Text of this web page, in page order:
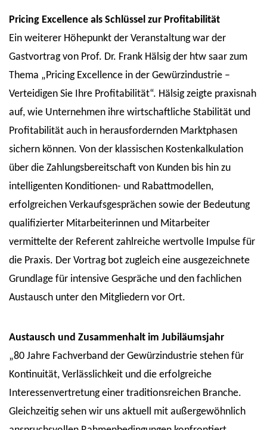
Pricing Excellence als Schlüssel zur Profitabilität
Ein weiterer Höhepunkt der Veranstaltung war der
Gastvortrag von Prof. Dr. Frank Hälsig der htw saar zum
Thema „Pricing Excellence in der Gewürzindustrie –
Verteidigen Sie Ihre Profitabilität“. Hälsig zeigte praxisnah
auf, wie Unternehmen ihre wirtschaftliche Stabilität und
Profitabilität auch in herausfordernden Marktphasen
sichern können. Von der klassischen Kostenkalkulation
über die Zahlungsbereitschaft von Kunden bis hin zu
intelligenten Konditionen- und Rabattmodellen,
erfolgreichen Verkaufsgesprächen sowie der Bedeutung
qualifizierter Mitarbeiterinnen und Mitarbeiter
vermittelte der Referent zahlreiche wertvolle Impulse für
die Praxis. Der Vortrag bot zugleich eine ausgezeichnete
Grundlage für intensive Gespräche und den fachlichen
Austausch unter den Mitgliedern vor Ort.
Austausch und Zusammenhalt im Jubiläumsjahr
„80 Jahre Fachverband der Gewürzindustrie stehen für
Kontinuität, Verlässlichkeit und die erfolgreiche
Interessenvertretung einer traditionsreichen Branche.
Gleichzeitig sehen wir uns aktuell mit außergewöhnlich